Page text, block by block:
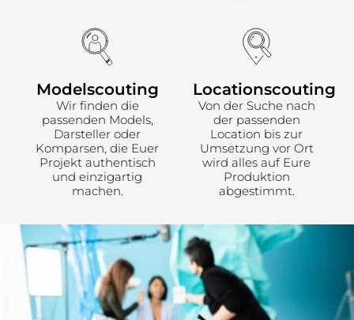
Modelscouting
Wir finden die
passenden Models,
Darsteller oder
Komparsen, die Euer
Projekt authentisch
und einzigartig
machen.
Locationscouting
Von der Suche nach
der passenden
Location bis zur
Umsetzung vor Ort
wird alles auf Eure
Produktion
abgestimmt.